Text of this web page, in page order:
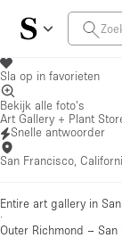
Sla op in favorieten
Bekijk alle foto's
Art Gallery + Plant
Snelle antwoorder
San Francisco,
Entire art gallery in
·
Outer Richmond – San